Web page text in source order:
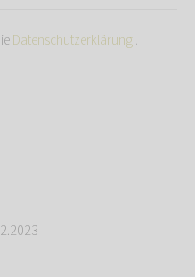
Datenschutzerklärung.